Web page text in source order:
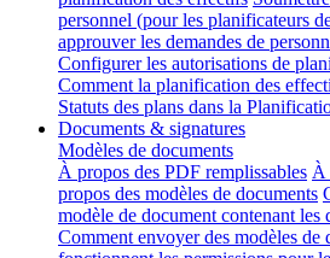
personnel (pour les planificateurs
approuver les demandes de
Configurer les autorisations de
Comment la planification des
Statuts des plans dans la
Documents & signatures
Modèles de documents
À propos des PDF remplissables À
propos des modèles de documents
modèle de document contenant les
Comment envoyer des modèles de